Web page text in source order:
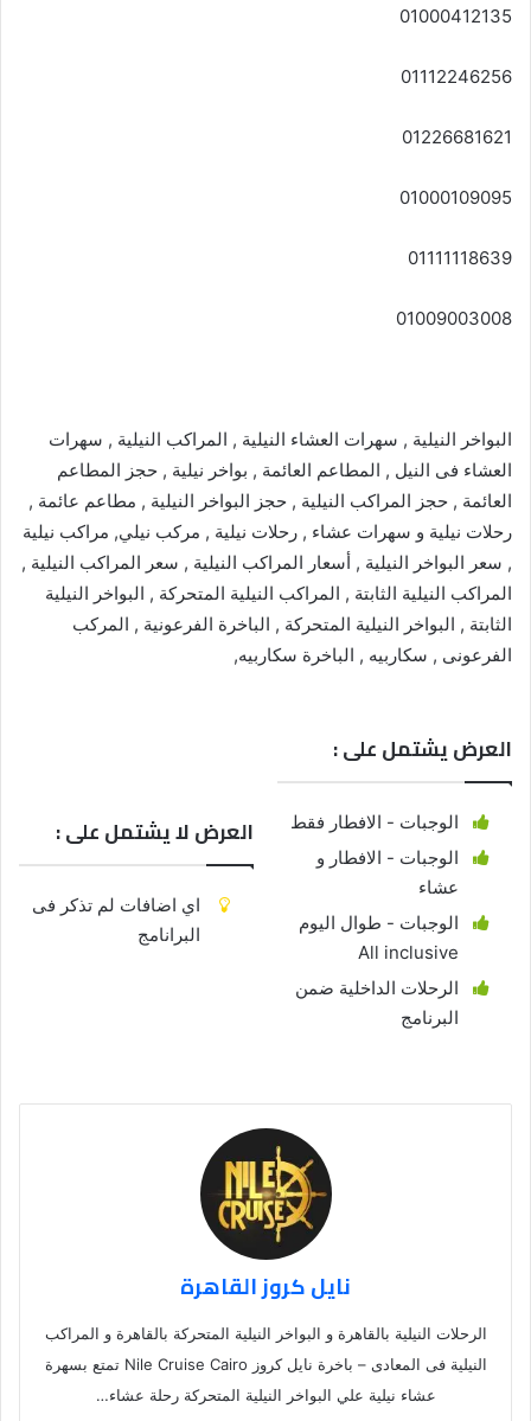
01000412135
01112246256
01226681621
01000109095
01111118639
01009003008
البواخر النيلية , سهرات العشاء النيلية , المراكب النيلية , سهرات
العشاء فى النيل , المطاعم العائمة , بواخر نيلية , حجز المطاعم
العائمة , حجز المراكب النيلية , حجز البواخر النيلية , مطاعم عائمة ,
رحلات نيلية و سهرات عشاء , رحلات نيلية , مركب نيلي, مراكب نيلية
, سعر البواخر النيلية , أسعار المراكب النيلية , سعر المراكب النيلية ,
المراكب النيلية الثابتة , المراكب النيلية المتحركة , البواخر النيلية
الثابتة , البواخر النيلية المتحركة , الباخرة الفرعونية , المركب
الفرعونى , سكاربيه , الباخرة سكاربيه,
العرض يشتمل على :
الوجبات - الافطار فقط
الوجبات - الافطار و
عشاء
الوجبات - طوال اليوم
All inclusive
الرحلات الداخلية ضمن
البرنامج
العرض لا يشتمل على :
اي اضافات لم تذكر فى
البرانامج
نايل كروز القاهرة
الرحلات النيلية بالقاهرة و البواخر النيلية المتحركة بالقاهرة و المراكب
النيلية فى المعادى – باخرة نايل كروز Nile Cruise Cairo تمتع بسهرة
عشاء نيلية علي البواخر النيلية المتحركة رحلة عشاء…